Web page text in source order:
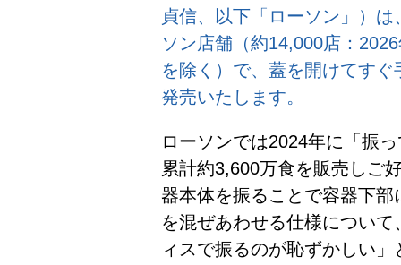
貞信、以下「ローソン」）
ソン店舗（約14,000店：
を除く）で、蓋を開けてす
発売いたします。
ローソンでは2024年に「振
累計約3,600万食を販売しご
器本体を振ることで容器下
を混ぜあわせる仕様につい
ィスで振るのが恥ずかしい